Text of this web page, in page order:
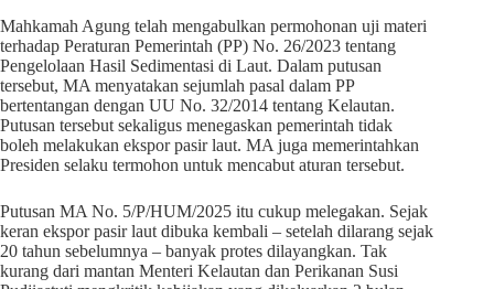
Mahkamah Agung telah mengabulkan permohonan uji materi
terhadap Peraturan Pemerintah (PP) No. 26/2023 tentang
Pengelolaan Hasil Sedimentasi di Laut. Dalam putusan
tersebut, MA menyatakan sejumlah pasal dalam PP
bertentangan dengan UU No. 32/2014 tentang Kelautan.
Putusan tersebut sekaligus menegaskan pemerintah tidak
boleh melakukan ekspor pasir laut. MA juga memerintahkan
Presiden selaku termohon untuk mencabut aturan tersebut.
Putusan MA No. 5/P/HUM/2025 itu cukup melegakan. Sejak
keran ekspor pasir laut dibuka kembali – setelah dilarang sejak
20 tahun sebelumnya – banyak protes dilayangkan. Tak
kurang dari mantan Menteri Kelautan dan Perikanan Susi